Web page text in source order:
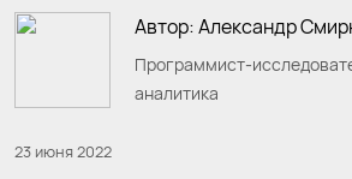
Автор: Александр
Программист-
аналитика
23 июня 2022